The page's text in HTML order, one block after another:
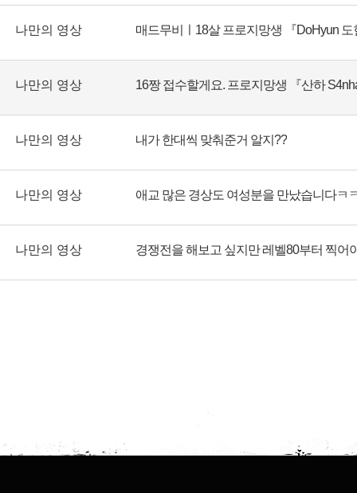
나만의 영상 매드무비ㅣ18살 프로지망생 『DoHyun 도
나만의 영상
나만의 영상 내가 한대씩 맞춰준거 알지??
나만의 영상 애교 많은 경상도 여성분을 만났습니다ㅋ
나만의 영상 경쟁전을 해보고 싶지만 레벨80부터 찍어